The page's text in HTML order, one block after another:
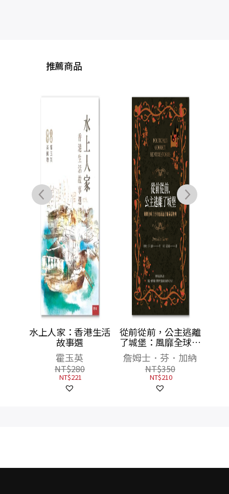
推薦商品
水上人家：香港生活
故事選
霍玉英
NT$280
NT$221
從前從前，公主逃離
了城堡：風靡全球三
十年的政治正確童話
經典
詹姆士．芬．加納
NT$350
NT$210